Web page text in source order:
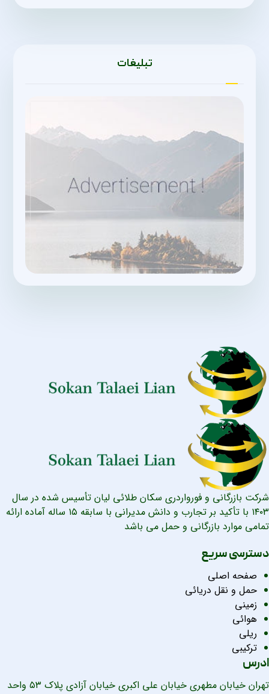
تبلیغات
شرکت بازرگانی و فورواردری سکان طلائی لیان تأسیس شده در سال
۱۴۰۳ با تأکید بر تجارب و دانش مدیرانی با سابقه ۱۵ ساله آماده ارائه
تمامی موارد بازرگانی و حمل می باشد
دسترسی سریع
صفحه اصلی
حمل و نقل دریائی
زمینی
هوائی
ریلی
ترکیبی
ادرس
تهران خیابان مطهری خیابان علی اکبری خیابان آزادی پلاک ۵۳ واحد